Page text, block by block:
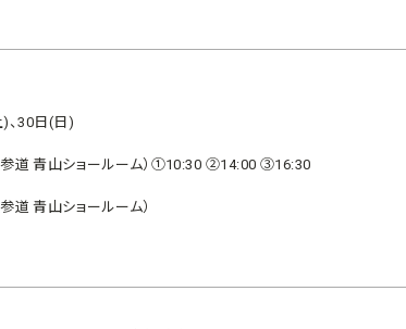
、30日(日)
道 青山ショールーム）①10:30 ②14:00 ③16:30
道 青山ショールーム）